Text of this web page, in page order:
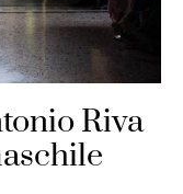
Riva